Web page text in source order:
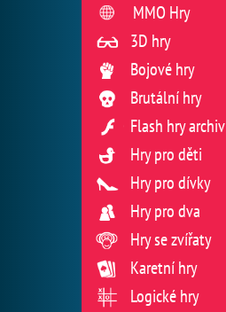
MMO Hry
3D hry
Bojové hry
Brutální hry
Flash hry archiv
Hry pro děti
Hry pro dívky
Hry pro dva
Hry se zvířaty
Karetní hry
Logické hry